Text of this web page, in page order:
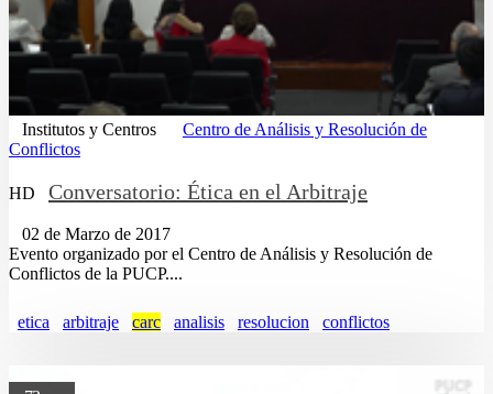
Institutos y Centros
Centro de Análisis y Resolución de
Conflictos
HD Conversatorio: Ética en el Arbitraje
02 de Marzo de 2017
Evento organizado por el Centro de Análisis y Resolución de
Conflictos de la PUCP....
etica arbitraje carc analisis resolucion conflictos